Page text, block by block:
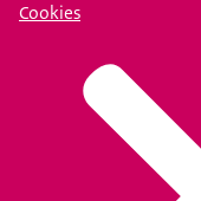
Cookies